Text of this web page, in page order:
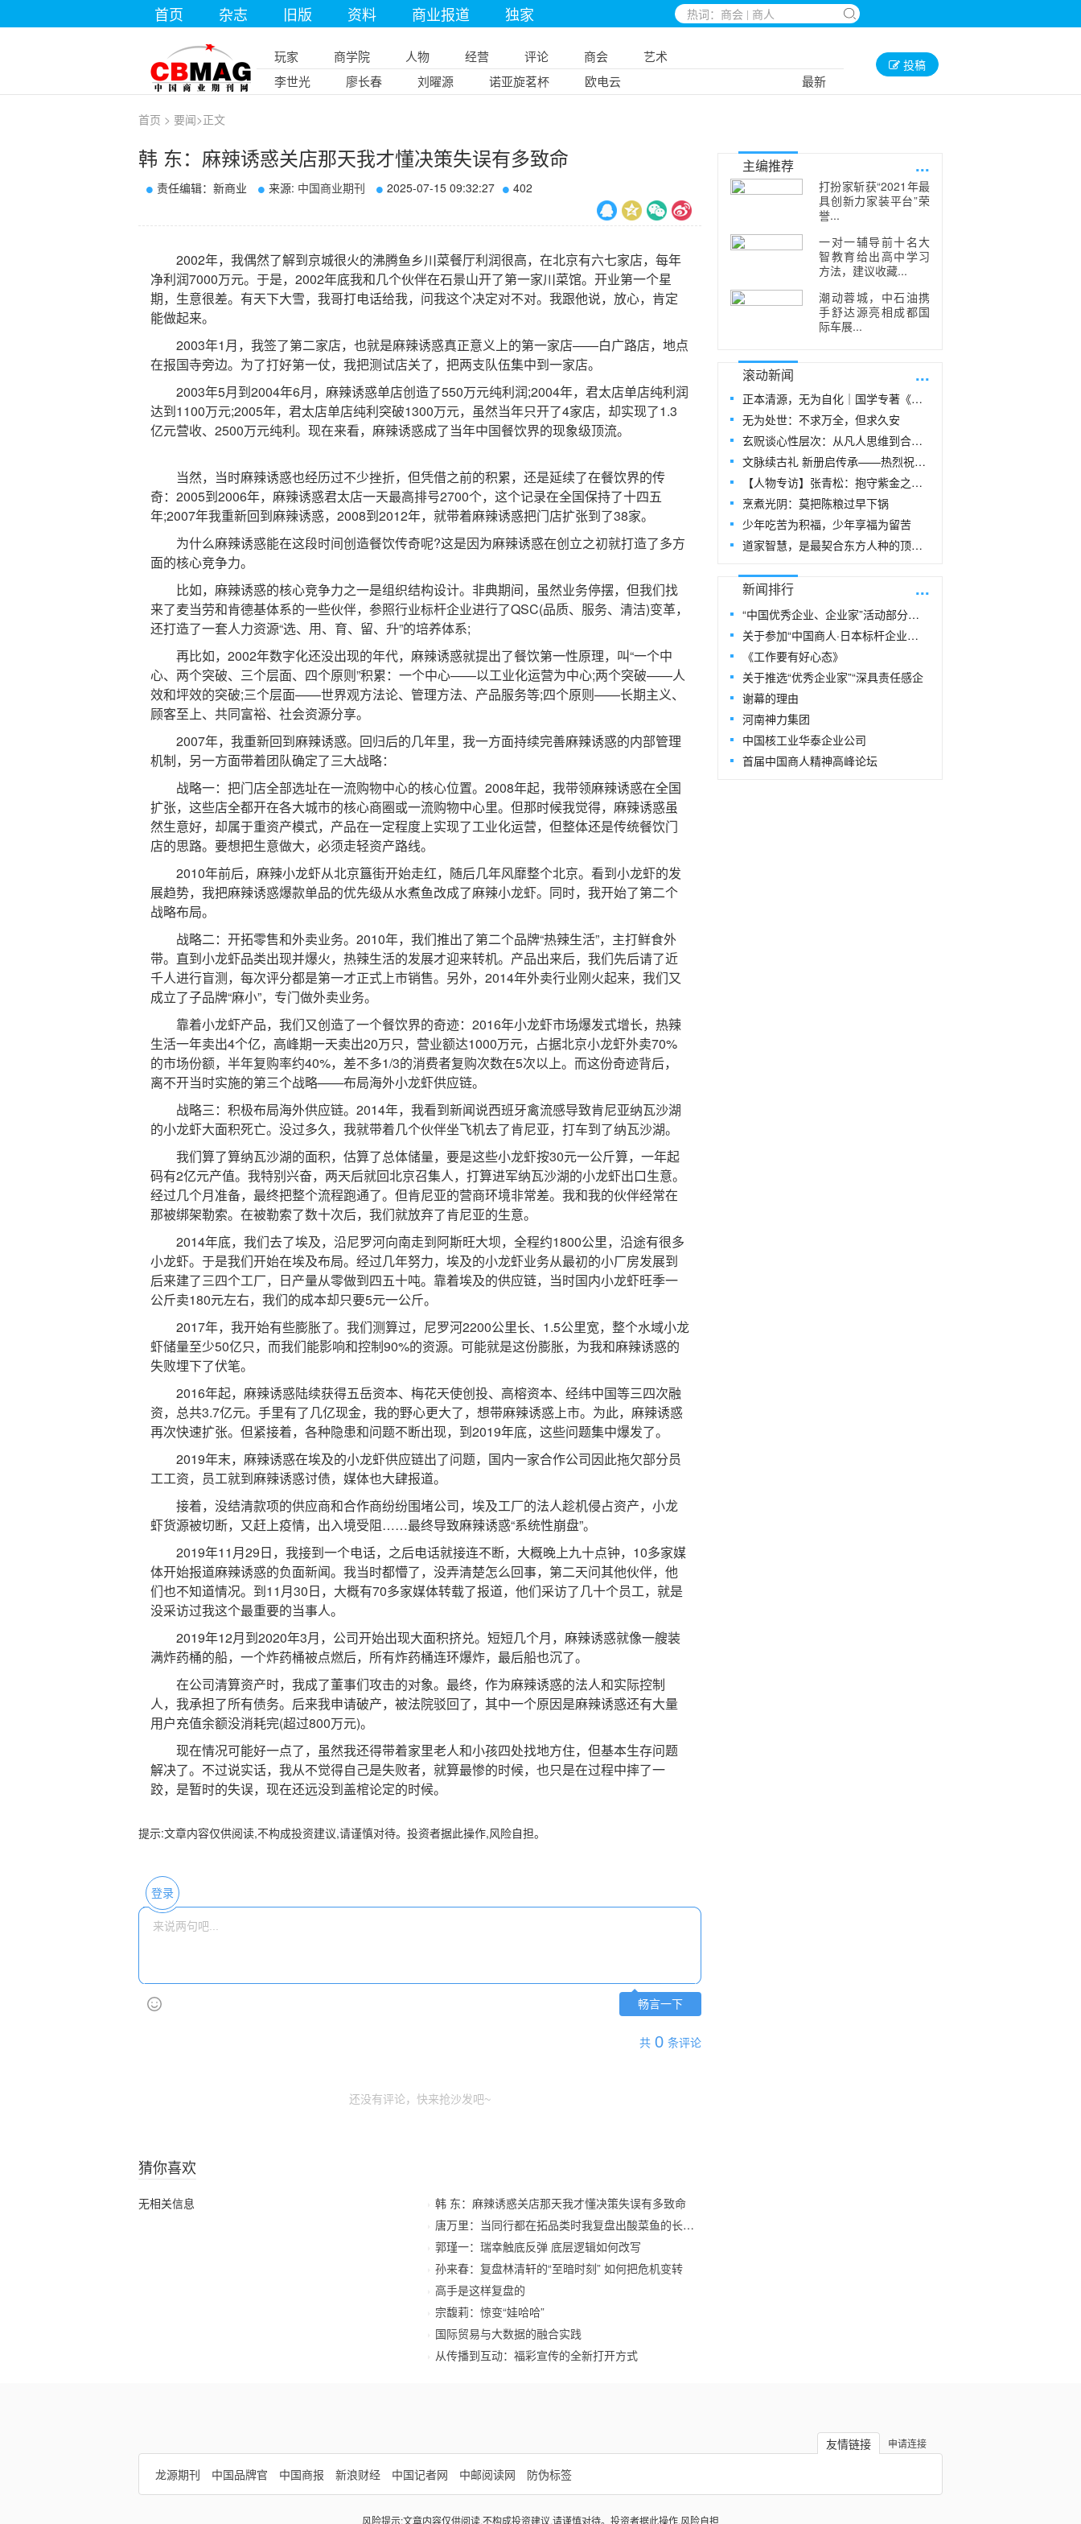
首页 杂志 旧版 资料 商业报道 独家
玩家 商学院 人物 经营 评论 商会
艺术
李世光
廖长春 刘曜源 诺亚旋茗杯 欧电云 最新
投稿
首页 > 要闻>正文
韩 东：麻辣诱惑关店那天我才懂决策失误有多致命
责任编辑：新商业 来源: 中国商业期刊 2025-07-15 09:32:27 402
2002年，我偶然了解到京城很火的沸腾鱼乡川菜餐厅利润很高，在北京有六七家店，每年
净利润7000万元。于是，2002年底我和几个伙伴在石景山开了第一家川菜馆。开业第一个星
期，生意很差。有天下大雪，我哥打电话给我，问我这个决定对不对。我跟他说，放心，肯定
能做起来。
2003年1月，我签了第二家店，也就是麻辣诱惑真正意义上的第一家店——白广路店，地点
在报国寺旁边。为了打好第一仗，我把测试店关了，把两支队伍集中到一家店。
2003年5月到2004年6月，麻辣诱惑单店创造了550万元纯利润;2004年，君太店单店纯利润
达到1100万元;2005年，君太店单店纯利突破1300万元，虽然当年只开了4家店，却实现了1.3
亿元营收、2500万元纯利。现在来看，麻辣诱惑成了当年中国餐饮界的现象级顶流。
当然，当时麻辣诱惑也经历过不少挫折，但凭借之前的积累，还是延续了在餐饮界的传
奇：2005到2006年，麻辣诱惑君太店一天最高排号2700个，这个记录在全国保持了十四五
年;2007年我重新回到麻辣诱惑，2008到2012年，就带着麻辣诱惑把门店扩张到了38家。
为什么麻辣诱惑能在这段时间创造餐饮传奇呢?这是因为麻辣诱惑在创立之初就打造了多方
面的核心竞争力。
比如，麻辣诱惑的核心竞争力之一是组织结构设计。非典期间，虽然业务停摆，但我们找
来了麦当劳和肯德基体系的一些伙伴，参照行业标杆企业进行了QSC(品质、服务、清洁)变革，
还打造了一套人力资源“选、用、育、留、升”的培养体系;
再比如，2002年数字化还没出现的年代，麻辣诱惑就提出了餐饮第一性原理，叫“一个中
心、两个突破、三个层面、四个原则”积累：一个中心——以工业化运营为中心;两个突破——人
效和坪效的突破;三个层面——世界观方法论、管理方法、产品服务等;四个原则——长期主义、
顾客至上、共同富裕、社会资源分享。
2007年，我重新回到麻辣诱惑。回归后的几年里，我一方面持续完善麻辣诱惑的内部管理
机制，另一方面带着团队确定了三大战略：
战略一：把门店全部选址在一流购物中心的核心位置。2008年起，我带领麻辣诱惑在全国
扩张，这些店全都开在各大城市的核心商圈或一流购物中心里。但那时候我觉得，麻辣诱惑虽
然生意好，却属于重资产模式，产品在一定程度上实现了工业化运营，但整体还是传统餐饮门
店的思路。要想把生意做大，必须走轻资产路线。
2010年前后，麻辣小龙虾从北京簋街开始走红，随后几年风靡整个北京。看到小龙虾的发
展趋势，我把麻辣诱惑爆款单品的优先级从水煮鱼改成了麻辣小龙虾。同时，我开始了第二个
战略布局。
战略二：开拓零售和外卖业务。2010年，我们推出了第二个品牌“热辣生活”，主打鲜食外
带。直到小龙虾品类出现并爆火，热辣生活的发展才迎来转机。产品出来后，我们先后请了近
千人进行盲测，每次评分都是第一才正式上市销售。另外，2014年外卖行业刚火起来，我们又
成立了子品牌“麻小”，专门做外卖业务。
靠着小龙虾产品，我们又创造了一个餐饮界的奇迹：2016年小龙虾市场爆发式增长，热辣
生活一年卖出4个亿，高峰期一天卖出20万只，营业额达1000万元，占据北京小龙虾外卖70%
的市场份额，半年复购率约40%，差不多1/3的消费者复购次数在5次以上。而这份奇迹背后，
离不开当时实施的第三个战略——布局海外小龙虾供应链。
战略三：积极布局海外供应链。2014年，我看到新闻说西班牙禽流感导致肯尼亚纳瓦沙湖
的小龙虾大面积死亡。没过多久，我就带着几个伙伴坐飞机去了肯尼亚，打车到了纳瓦沙湖。
我们算了算纳瓦沙湖的面积，估算了总体储量，要是这些小龙虾按30元一公斤算，一年起
码有2亿元产值。我特别兴奋，两天后就回北京召集人，打算进军纳瓦沙湖的小龙虾出口生意。
经过几个月准备，最终把整个流程跑通了。但肯尼亚的营商环境非常差。我和我的伙伴经常在
那被绑架勒索。在被勒索了数十次后，我们就放弃了肯尼亚的生意。
2014年底，我们去了埃及，沿尼罗河向南走到阿斯旺大坝，全程约1800公里，沿途有很多
小龙虾。于是我们开始在埃及布局。经过几年努力，埃及的小龙虾业务从最初的小厂房发展到
后来建了三四个工厂，日产量从零做到四五十吨。靠着埃及的供应链，当时国内小龙虾旺季一
公斤卖180元左右，我们的成本却只要5元一公斤。
2017年，我开始有些膨胀了。我们测算过，尼罗河2200公里长、1.5公里宽，整个水域小龙
虾储量至少50亿只，而我们能影响和控制90%的资源。可能就是这份膨胀，为我和麻辣诱惑的
失败埋下了伏笔。
2016年起，麻辣诱惑陆续获得五岳资本、梅花天使创投、高榕资本、经纬中国等三四次融
资，总共3.7亿元。手里有了几亿现金，我的野心更大了，想带麻辣诱惑上市。为此，麻辣诱惑
再次快速扩张。但紧接着，各种隐患和问题不断出现，到2019年底，这些问题集中爆发了。
2019年末，麻辣诱惑在埃及的小龙虾供应链出了问题，国内一家合作公司因此拖欠部分员
工工资，员工就到麻辣诱惑讨债，媒体也大肆报道。
接着，没结清款项的供应商和合作商纷纷围堵公司，埃及工厂的法人趁机侵占资产，小龙
虾货源被切断，又赶上疫情，出入境受阻……最终导致麻辣诱惑“系统性崩盘”。
2019年11月29日，我接到一个电话，之后电话就接连不断，大概晚上九十点钟，10多家媒
体开始报道麻辣诱惑的负面新闻。我当时都懵了，没弄清楚怎么回事，第二天问其他伙伴，他
们也不知道情况。到11月30日，大概有70多家媒体转载了报道，他们采访了几十个员工，就是
没采访过我这个最重要的当事人。
2019年12月到2020年3月，公司开始出现大面积挤兑。短短几个月，麻辣诱惑就像一艘装
满炸药桶的船，一个炸药桶被点燃后，所有炸药桶连环爆炸，最后船也沉了。
在公司清算资产时，我成了董事们攻击的对象。最终，作为麻辣诱惑的法人和实际控制
人，我承担了所有债务。后来我申请破产，被法院驳回了，其中一个原因是麻辣诱惑还有大量
用户充值余额没消耗完(超过800万元)。
现在情况可能好一点了，虽然我还得带着家里老人和小孩四处找地方住，但基本生存问题
解决了。不过说实话，我从不觉得自己是失败者，就算最惨的时候，也只是在过程中摔了一
跤，是暂时的失误，现在还远没到盖棺论定的时候。
提示:文章内容仅供阅读,不构成投资建议,请谨慎对待。投资者据此操作,风险自担。
登录
畅言一下
共 0 条评论
还没有评论，快来抢沙发吧~
猜你喜欢
无相关信息
韩 东：麻辣诱惑关店那天我才懂决策失误有多致命
唐万里：当同行都在拓品类时我复盘出酸菜鱼的长期价
郭瑾一：瑞幸触底反弹 底层逻辑如何改写
孙来春：复盘林清轩的“至暗时刻” 如何把危机变转
高手是这样复盘的
宗馥莉：惊变“娃哈哈”
国际贸易与大数据的融合实践
从传播到互动：福彩宣传的全新打开方式
主编推荐 ...
打扮家斩获“2021年最
具创新力家装平台”荣
誉...
一对一辅导前十名大
智教育给出高中学习
方法，建议收藏...
潮动蓉城，中石油携
手舒达源亮相成都国
际车展...
滚动新闻 ...
正本清源，无为自化｜国学专著《玄贶思想》
无为处世：不求万全，但求久安
玄贶谈心性层次：从凡人思维到合道思维
文脉续古礼 新册启传承——热烈祝贺玄
【人物专访】张青松：抱守紫金之阳，在周易
烹煮光阴：莫把陈粮过早下锅
少年吃苦为积福，少年享福为留苦
道家智慧，是最契合东方人种的顶级生命指
新闻排行 ...
“中国优秀企业、企业家”活动部分风采
关于参加“中国商人·日本标杆企业研修
《工作要有好心态》
关于推选“优秀企业家”“深具责任感企
谢幕的理由
河南神力集团
中国核工业华泰企业公司
首届中国商人精神高峰论坛
申请连接
友情链接
龙源期刊
中国品牌官 中国商报 新浪财经 中国记者网 中邮阅读网 防伪标签
风险提示:文章内容仅供阅读,不构成投资建议,请谨慎对待。投资者据此操作,风险自担